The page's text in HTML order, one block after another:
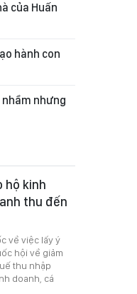
của Huấn
hành con
nhưng
hộ kinh
thu đến
về việc lấy ý
hội về giảm
thu nhập
doanh, cá